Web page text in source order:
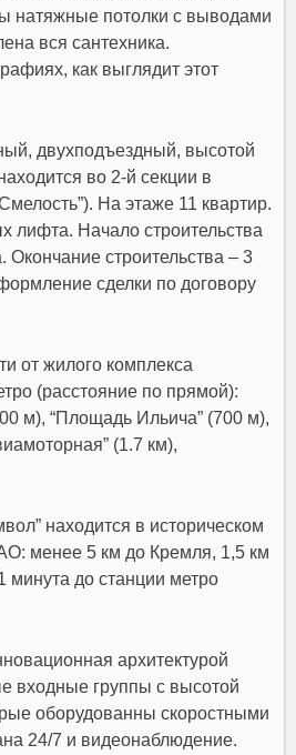
натяжные потолки с выводами
вся сантехника.
как выглядит этот
двухподъездный, высотой
во 2-й секции в
На этаже 11 квартир.
лифта. Начало строительства
Окончание строительства – 3
сделки по договору
от жилого комплекса
(расстояние по прямой):
м), “Площадь Ильича” (700 м),
(1.7 км),
находится в историческом
менее 5 км до Кремля, 1,5 км
минута до станции метро
архитектурой
входные группы с высотой
оборудованны скоростными
24/7 и видеонаблюдение.